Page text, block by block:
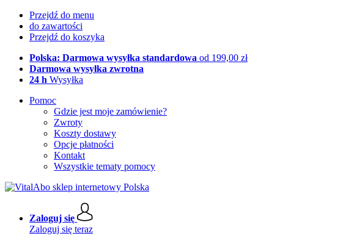
Przejdź do menu
do zawartości
Przejdź do koszyka
Polska: Darmowa wysyłka standardowa od 199,00 zł
Darmowa wysyłka zwrotna
24 h Wysyłka
Pomoc
Gdzie jest moje zamówienie?
Zwroty
Koszty dostawy
Opcje płatności
Kontakt
Wszystkie tematy pomocy
Zaloguj się
Zaloguj się teraz